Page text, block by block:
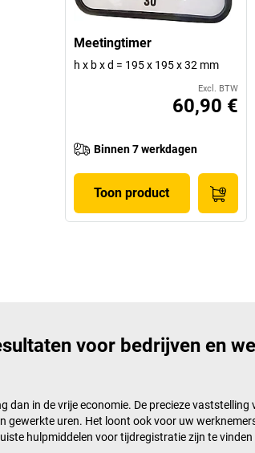
Meetingtimer
h x b x d = 195 x 195 x 32 mm
Excl. BTW
60,90 €
Binnen 7 werkdagen
Toon product
voor bedrijven en
dan in de vrije economie. De precieze
gewerkte uren. Het loont ook voor uw
hulpmiddelen voor tijdregistratie zijn te